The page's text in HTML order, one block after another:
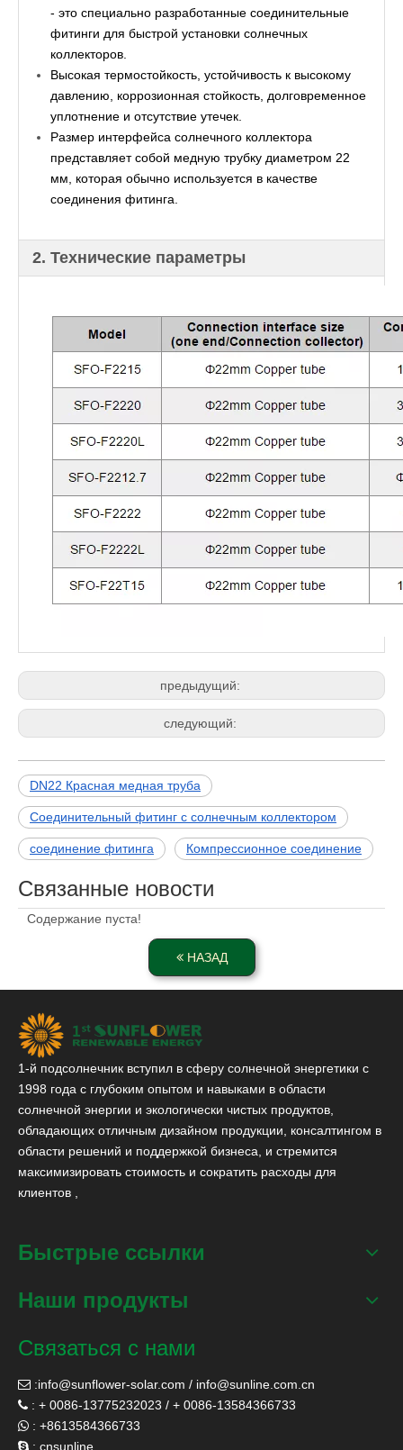
- это специально разработанные соединительные
фитинги для быстрой установки солнечных
коллекторов.
Высокая термостойкость, устойчивость к высокому
давлению, коррозионная стойкость, долговременное
уплотнение и отсутствие утечек.
Размер интерфейса солнечного коллектора
представляет собой медную трубку диаметром 22
мм, которая обычно используется в качестве
соединения фитинга.
2. Технические параметры
предыдущий:
следующий:
DN22 Красная медная труба
Соединительный фитинг с солнечным коллектором
соединение фитинга Компрессионное соединение
Связанные новости
Содержание пуста!
НАЗАД
1-й подсолнечник вступил в сферу солнечной энергетики с
1998 года с глубоким опытом и навыками в области
солнечной энергии и экологически чистых продуктов,
обладающих отличным дизайном продукции, консалтингом в
области решений и поддержкой бизнеса, и стремится
максимизировать стоимость и сократить расходы для
клиентов ,
Быстрые ссылки
Наши продукты
Связаться с нами
 :info@sunflower-solar.com / info@sunline.com.cn
 : + 0086-13775232023 / + 0086-13584366733
 : +8613584366733
 : cnsunline